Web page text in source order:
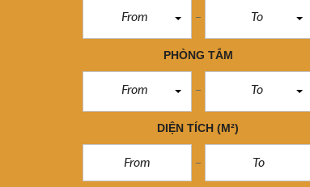
From To
PHÒNG TẮM
From To
DIỆN TÍCH (M²)